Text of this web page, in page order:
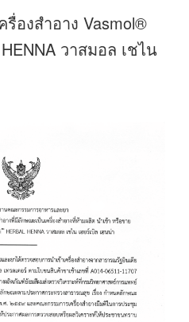
รื่องสำอาง Vasmol®
วาสมอล เชไน